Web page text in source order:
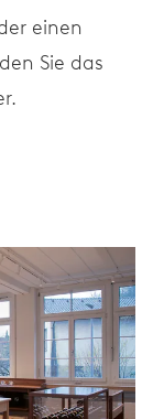
Ihre Garantie
einen
Sie das